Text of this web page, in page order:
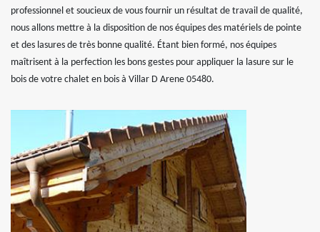
professionnel et soucieux de vous fournir un résultat de travail de qualité,
nous allons mettre à la disposition de nos équipes des matériels de pointe
et des lasures de très bonne qualité. Étant bien formé, nos équipes
maîtrisent à la perfection les bons gestes pour appliquer la lasure sur le
bois de votre chalet en bois à Villar D Arene 05480.